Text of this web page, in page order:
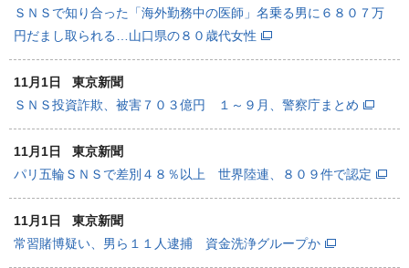
ＳＮＳで知り合った「海外勤務中の医師」名乗る男に６８０７万
円だまし取られる…山口県の８０歳代女性
11月1日
東京新聞
ＳＮＳ投資詐欺、被害７０３億円 １～９月、警察庁まとめ
11月1日
東京新聞
パリ五輪ＳＮＳで差別４８％以上 世界陸連、８０９件で認定
11月1日
東京新聞
常習賭博疑い、男ら１１人逮捕 資金洗浄グループか